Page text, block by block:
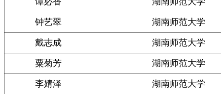
钟艺翠 湖南师范大学
戴志成 湖南师范大学
粟菊芳 湖南师范大学
李婧泽 湖南师范大学